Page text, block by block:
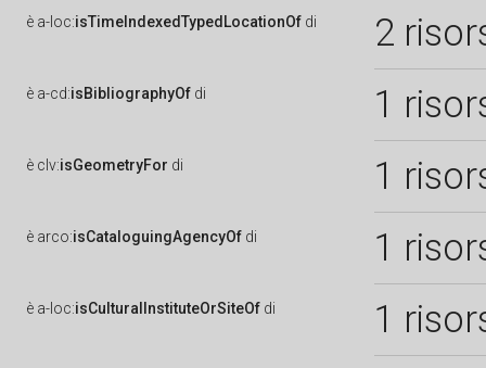
è a-loc:isTimeIndexedTypedLocationOf di 2
è a-cd:isBibliographyOf di 1
è clv:isGeometryFor di 1
è arco:isCataloguingAgencyOf di 1
è a-loc:isCulturalInstituteOrSiteOf di 1